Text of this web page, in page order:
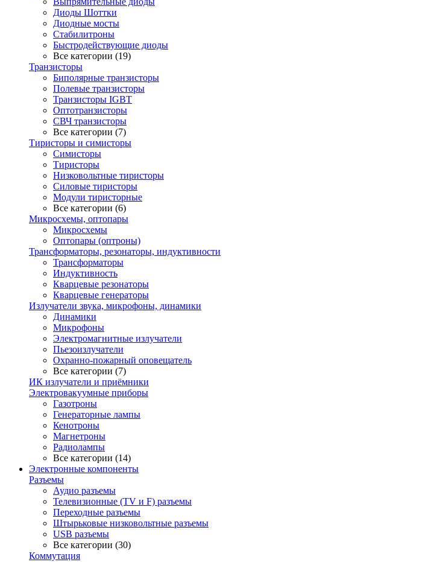
Диоды Шоттки
Диодные мосты
Стабилитроны
Быстродействующие диоды
Все категории (19)
Транзисторы
Биполярные транзисторы
Полевые транзисторы
Транзисторы IGBT
Оптотранзисторы
СВЧ транзисторы
Все категории (7)
Тиристоры и симисторы
Симисторы
Тиристоры
Низковольтные тиристоры
Силовые тиристоры
Модули тиристорные
Все категории (6)
Микросхемы, оптопары
Микросхемы
Оптопары (оптроны)
Трансформаторы, резонаторы, индуктивности
Трансформаторы
Индуктивность
Кварцевые резонаторы
Кварцевые генераторы
Излучатели звука, микрофоны, динамики
Динамики
Микрофоны
Электромагнитные излучатели
Пьезоизлучатели
Охранно-пожарный оповещатель
Все категории (7)
ИК излучатели и приёмники
Электровакуумные приборы
Газотроны
Генераторные лампы
Кенотроны
Магнетроны
Радиолампы
Все категории (14)
Электронные компоненты
Разъемы
Аудио разъемы
Телевизионные (TV и F) разъемы
Переходные разъемы
Штырьковые низковольтные разъемы
USB разъемы
Все категории (30)
Коммутация